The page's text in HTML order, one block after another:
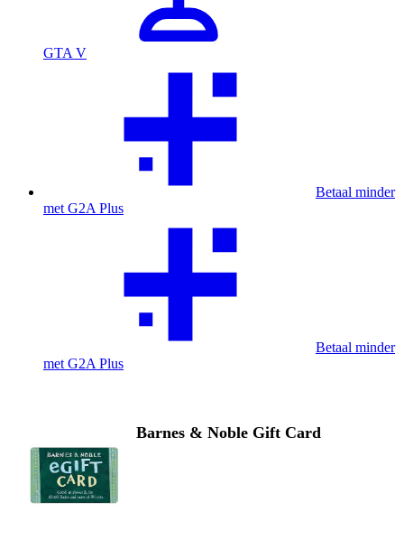
GTA V
Betaal minder
met G2A Plus
Betaal minder
met G2A Plus
Barnes & Noble Gift Card